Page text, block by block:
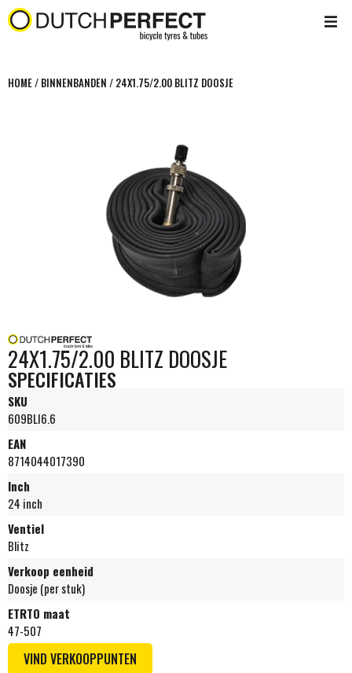
HOME/ BINNENBANDEN / 24X1.75/2.00 BLITZ DOOSJE
24X1.75/2.00 BLITZ DOOSJE
SPECIFICATIES
SKU
609BLI6.6
EAN
8714044017390
Inch
24 inch
Ventiel
Blitz
Verkoop eenheid
Doosje (per stuk)
ETRTO maat
47-507
VIND VERKOOPPUNTEN